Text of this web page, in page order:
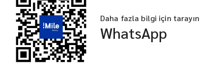
Daha fazla bilgi için tarayın
WhatsApp